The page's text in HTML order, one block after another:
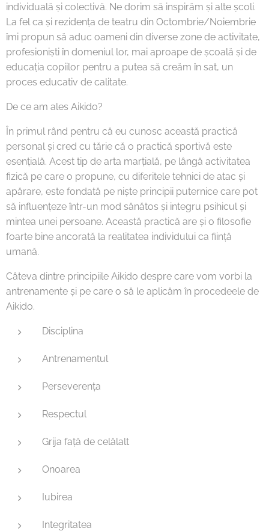
individuală și colectivă. Ne dorim să inspirăm și alte școli.
La fel ca și rezidența de teatru din Octombrie/Noiembrie
îmi propun să aduc oameni din diverse zone de activitate,
profesioniști în domeniul lor, mai aproape de școală și de
educația copiilor pentru a putea să creăm în sat, un
proces educativ de calitate.
De ce am ales Aikido?
În primul rând pentru că eu cunosc această practică
personal și cred cu tărie că o practică sportivă este
esențială. Acest tip de arta marțială, pe lângă activitatea
fizică pe care o propune, cu diferitele tehnici de atac și
apărare, este fondată pe niște principii puternice care pot
să influențeze într-un mod sănătos și integru psihicul și
mintea unei persoane. Această practică are și o filosofie
foarte bine ancorată la realitatea individului ca ființă
umană.
Câteva dintre principiile Aikido despre care vom vorbi la
antrenamente și pe care o să le aplicăm în procedeele de
Aikido.
Disciplina
Antrenamentul
Perseverența
Respectul
Grija față de celălalt
Onoarea
Iubirea
Integritatea